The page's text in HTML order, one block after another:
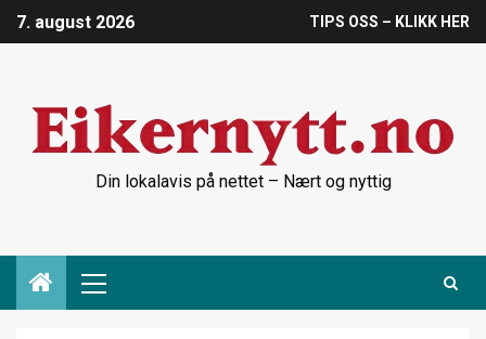
7. august 2026 TIPS OSS – KLIKK HER
Din lokalavis på nettet – Nært og nyttig